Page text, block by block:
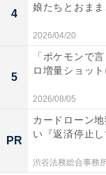
4
娘たちとおま
2026/04/20
5
「ポケモンで
ロ増量ショッ
2026/08/05
PR
カードローン
い『返済停止
渋谷法務総合事務